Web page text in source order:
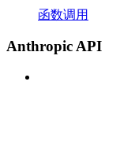
函数调用
Anthropic API